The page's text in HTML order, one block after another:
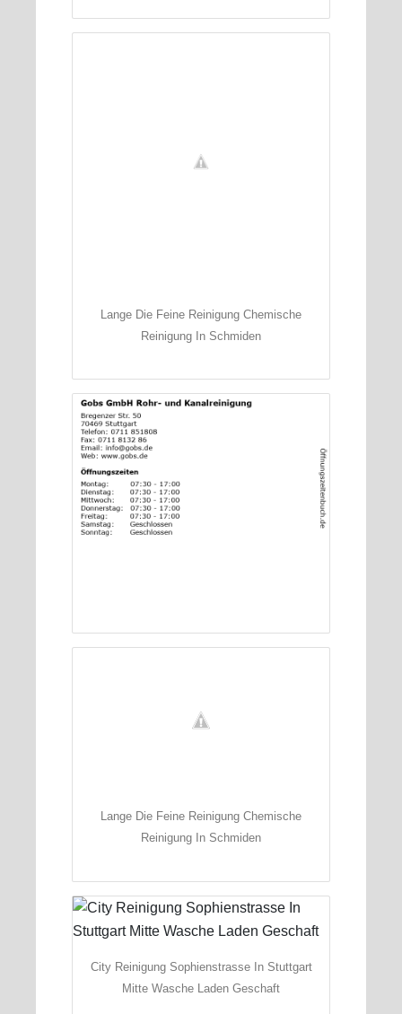
Lange Die Feine Reinigung Chemische
Reinigung In Schmiden
Lange Die Feine Reinigung Chemische
Reinigung In Schmiden
City Reinigung Sophienstrasse In Stuttgart
Mitte Wasche Laden Geschaft